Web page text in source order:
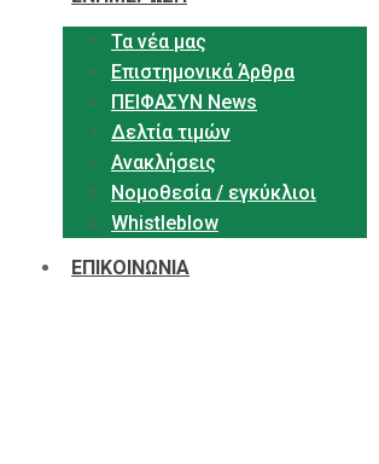
Τα νέα μας
Επιστημονικά Άρθρα
ΠΕΙΦΑΣΥΝ News
Δελτία τιμών
Ανακλήσεις
Νομοθεσία / εγκύκλιοι
Whistleblow
ΕΠΙΚΟΙΝΩΝΙΑ